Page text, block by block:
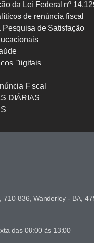
da Lei Federal nº
de renúncia fiscal
Pesquisa de Satisfação
Digitais
Fiscal
DIÁRIAS
710-836, Wanderley - BA,
das 08:00 às 13:00